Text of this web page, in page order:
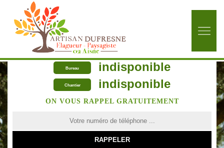
Bureau indisponible
Chantier indisponible
ON VOUS RAPPEL GRATUITEMENT